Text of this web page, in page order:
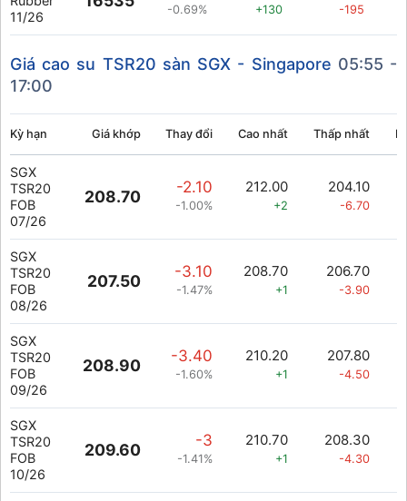
11/26
-0.69% +130 -195
Giá cao su TSR20 sàn SGX - Singapore 05:55 -
17:00
Kỳ hạn Giá khớp Thay đổi Cao nhất Thấp nhất
SGX
TSR20
FOB
07/26
208.70
-2.10
-1.00%
212.00
+2
204.10
-6.70
SGX
TSR20
FOB
08/26
207.50
-3.10
-1.47%
208.70
+1
206.70
-3.90
SGX
TSR20
FOB
09/26
208.90
-3.40
-1.60%
210.20
+1
207.80
-4.50
SGX
TSR20
FOB
10/26
209.60
-3
-1.41%
210.70
+1
208.30
-4.30